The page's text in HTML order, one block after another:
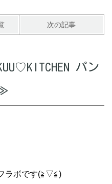
次の記事
パン
ラボです(≧▽≦)